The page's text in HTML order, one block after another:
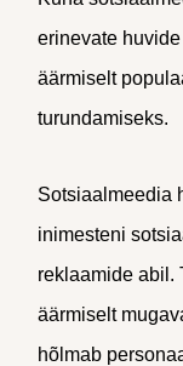
erinevate
äärmiselt
turundamiseks.
Sotsiaalmeedia
inimesteni
reklaamide abil.
äärmiselt
hõlmab